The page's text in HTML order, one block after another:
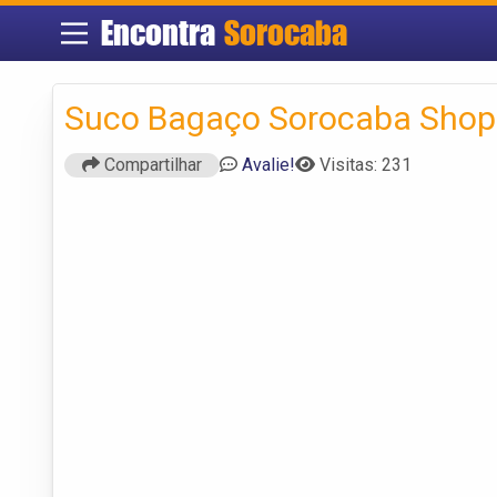
Encontra Sorocaba
Suco Bagaço Sorocaba
Compartilhar Avalie! Visitas: 231